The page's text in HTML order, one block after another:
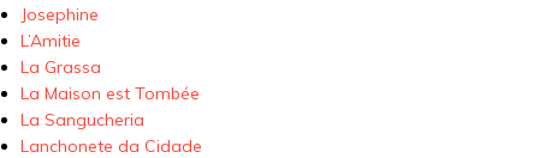
Josephine
L’Amitie
La Grassa
La Maison est Tombée
La Sangucheria
Lanchonete da Cidade